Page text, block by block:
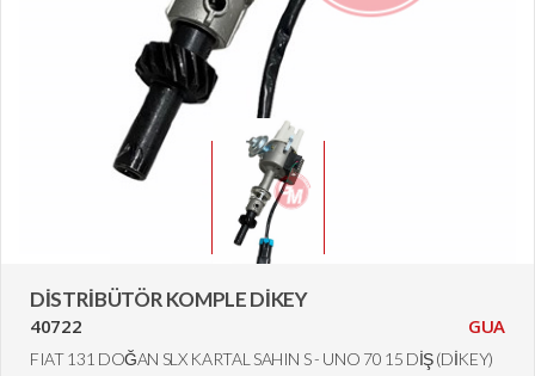
DİSTRİBÜTÖR KOMPLE DİKEY
40722 GUA
FIAT 131 DOĞAN SLX KARTAL SAHIN S - UNO 70 15 DİŞ (DİKEY)